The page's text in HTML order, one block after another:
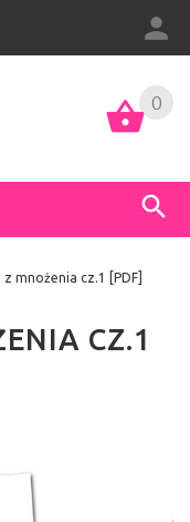
0
z mnożenia cz.1 [PDF]
CZ.1